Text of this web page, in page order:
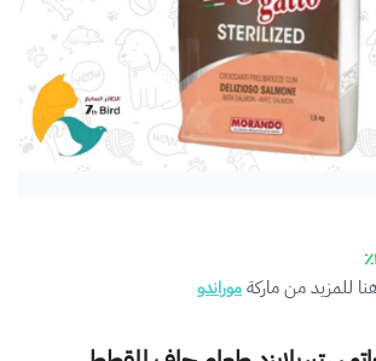
للمزيد من ماركةموراندو